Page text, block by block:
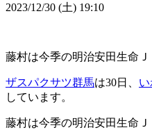
2023/12/30 (土) 19:10
藤村は今季の明治安田生命
ザスパクサツ群馬は30日、
しています。
藤村は今季の明治安田生命Ｊ